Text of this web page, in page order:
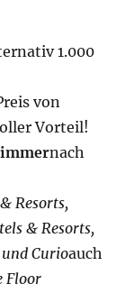
1.000
von
Vorteil!
nach
Resorts,
& Resorts,
Curioauch
Floor